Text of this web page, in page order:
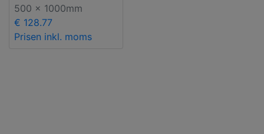
500 x 1000mm
€ 128.77
Prisen inkl. moms